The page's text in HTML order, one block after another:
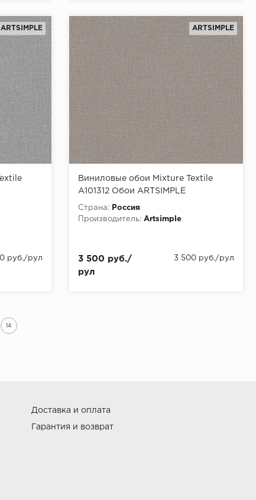
ARTSIMPLE
руб./рул
ARTSIMPLE
Виниловые обои Mixture Textile
A101312 Обои ARTSIMPLE
(Mixture Textile) (1*6) 10,00x1,06
винил на флизелине
Страна:
Россия
Производитель: Artsimple
3 500 руб./
рул
3 500 руб./рул
14
Доставка и оплата
Гарантия и возврат